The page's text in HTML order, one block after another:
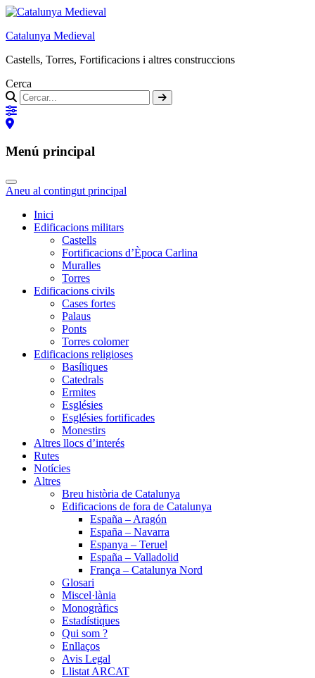
Catalunya Medieval
Castells, Torres, Fortificacions i altres construccions
Cerca
Menú principal
Aneu al contingut principal
Inici
Edificacions militars
Castells
Fortificacions d’Època Carlina
Muralles
Torres
Edificacions civils
Cases fortes
Palaus
Ponts
Torres colomer
Edificacions religioses
Basíliques
Catedrals
Ermites
Esglésies
Esglésies fortificades
Monestirs
Altres llocs d’interés
Rutes
Notícies
Altres
Breu història de Catalunya
Edificacions de fora de Catalunya
España – Aragón
España – Navarra
Espanya – Teruel
España – Valladolid
França – Catalunya Nord
Glosari
Miscel·lània
Monogràfics
Estadístiques
Qui som ?
Enllaços
Avis Legal
Llistat ARCAT